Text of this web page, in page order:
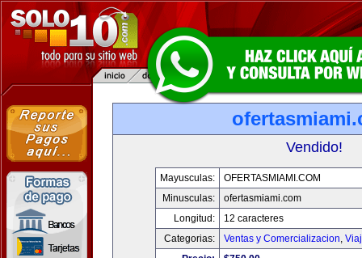
Vendido!
Mayusculas:
OFERTASMIAMI.COM
Minusculas:
ofertasmiami.com
Longitud:
12 caracteres
Categorias:
Ventas y Comercializacion,